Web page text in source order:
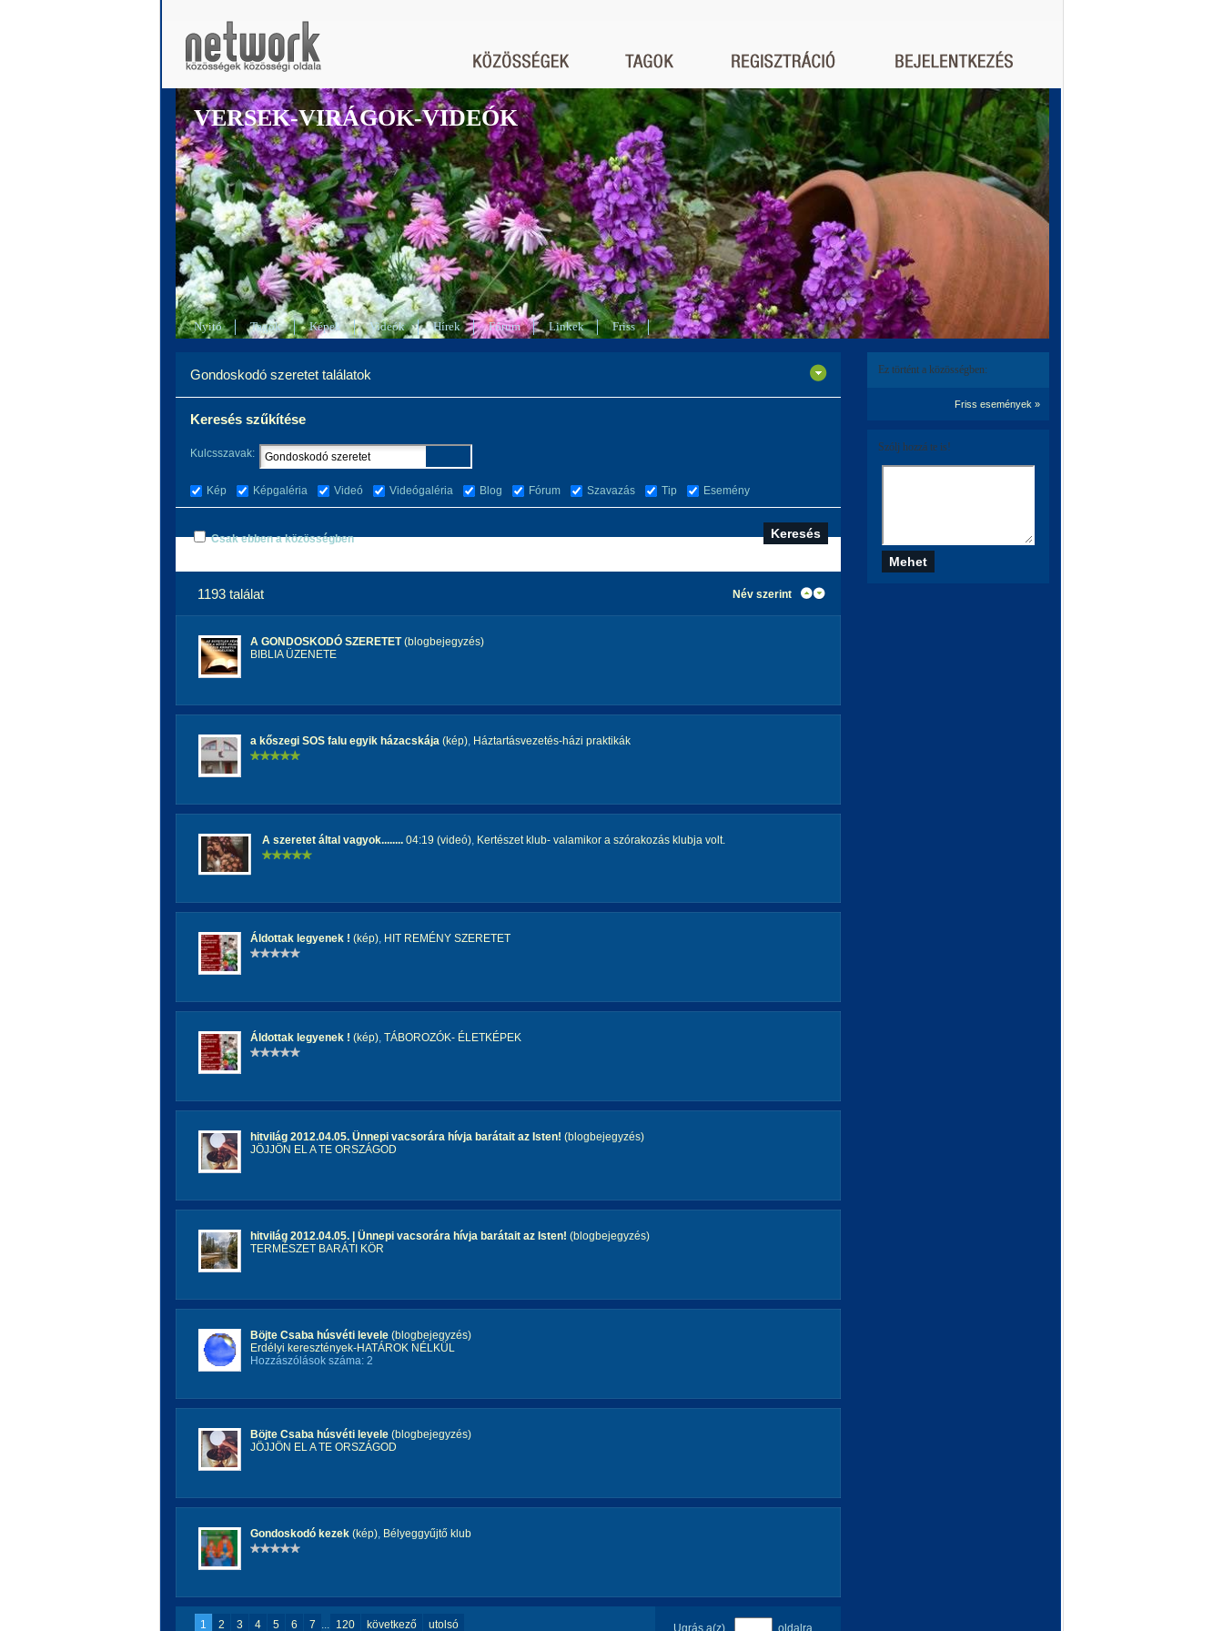
VERSEK-VIRÁGOK-VIDEÓK
Nyitó Tagok Képek Videók Hírek Fórum Linkek Friss
Gondoskodó szeretet találatok
Keresés szűkítése
Kulcsszavak:
Kép Képgaléria Videó Videógaléria Blog Fórum Szavazás Tip Esemény
Csak ebben a közösségben
1193 találat Név szerint
A GONDOSKODÓ SZERETET(blogbejegyzés)
BIBLIA ÜZENETE
a kőszegi SOS falu egyik házacskája (kép), Háztartásvezetés-házi praktikák
A szeretet által vagyok........ 04:19 (videó), Kertészet klub- valamikor a szórakozás klubja volt.
Áldottak legyenek ! (kép), HIT REMÉNY SZERETET
Áldottak legyenek ! (kép), TÁBOROZÓK- ÉLETKÉPEK
hitvilág 2012.04.05. Ünnepi vacsorára hívja barátait az Isten! (blogbejegyzés)
JÖJJÖN EL A TE ORSZÁGOD
hitvilág 2012.04.05. | Ünnepi vacsorára hívja barátait az Isten! (blogbejegyzés)
TERMÉSZET BARÁTI KÖR
Böjte Csaba húsvéti levele (blogbejegyzés)
Erdélyi keresztények-HATÁROK NÉLKÜL
Hozzászólások száma: 2
Böjte Csaba húsvéti levele (blogbejegyzés)
JÖJJÖN EL A TE ORSZÁGOD
Gondoskodó kezek (kép), Bélyeggyűjtő klub
Ugrás a(z) oldalra
1 2 3 4 5 6 7 ... 120 következő utolsó
Ez történt a közösségben:
Friss események »
Szólj hozzá te is!